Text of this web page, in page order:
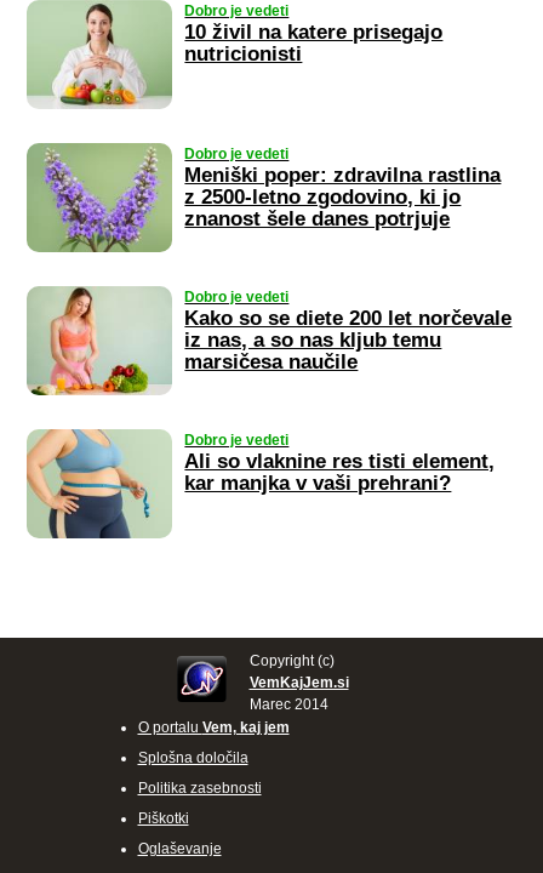
Dobro je vedeti
10 živil na katere prisegajo
nutricionisti
Dobro je vedeti
Meniški poper: zdravilna rastlina
z 2500-letno zgodovino, ki jo
znanost šele danes potrjuje
Dobro je vedeti
Kako so se diete 200 let norčevale
iz nas, a so nas kljub temu
marsičesa naučile
Dobro je vedeti
Ali so vlaknine res tisti element,
kar manjka v vaši prehrani?
Copyright (c)
VemKajJem.si
Marec 2014
O portalu Vem, kaj jem
Splošna določila
Politika zasebnosti
Piškotki
Oglaševanje